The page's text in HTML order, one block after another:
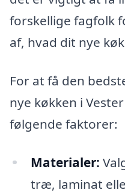
forskellige fagfolk
af, hvad dit nye
For at få den
nye køkken i
følgende faktorer:
Materialer:
træ, laminat